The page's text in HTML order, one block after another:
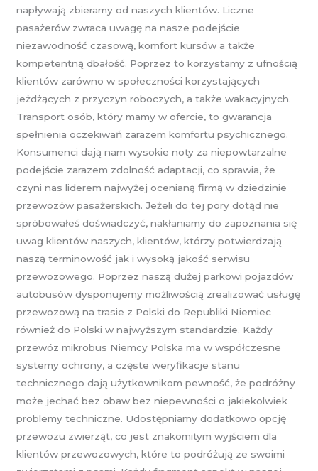
napływają zbieramy od naszych klientów. Liczne
pasażerów zwraca uwagę na nasze podejście
niezawodność czasową, komfort kursów a także
kompetentną dbałość. Poprzez to korzystamy z ufnością
klientów zarówno w społeczności korzystających
jeżdżących z przyczyn roboczych, a także wakacyjnych.
Transport osób, który mamy w ofercie, to gwarancja
spełnienia oczekiwań zarazem komfortu psychicznego.
Konsumenci dają nam wysokie noty za niepowtarzalne
podejście zarazem zdolność adaptacji, co sprawia, że
czyni nas liderem najwyżej ocenianą firmą w dziedzinie
przewozów pasażerskich. Jeżeli do tej pory dotąd nie
spróbowałeś doświadczyć, nakłaniamy do zapoznania się
uwag klientów naszych, klientów, którzy potwierdzają
naszą terminowość jak i wysoką jakość serwisu
przewozowego. Poprzez naszą dużej parkowi pojazdów
autobusów dysponujemy możliwością zrealizować usługę
przewozową na trasie z Polski do Republiki Niemiec
również do Polski w najwyższym standardzie. Każdy
przewóz mikrobus Niemcy Polska ma w współczesne
systemy ochrony, a częste weryfikacje stanu
technicznego dają użytkownikom pewność, że podróżny
może jechać bez obaw bez niepewności o jakiekolwiek
problemy techniczne. Udostępniamy dodatkowo opcję
przewozu zwierząt, co jest znakomitym wyjściem dla
klientów przewozowych, które to podróżują ze swoimi